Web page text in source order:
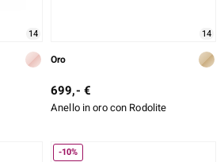
14 14
Oro
699,- €
Anello in oro con Rodolite
-10%